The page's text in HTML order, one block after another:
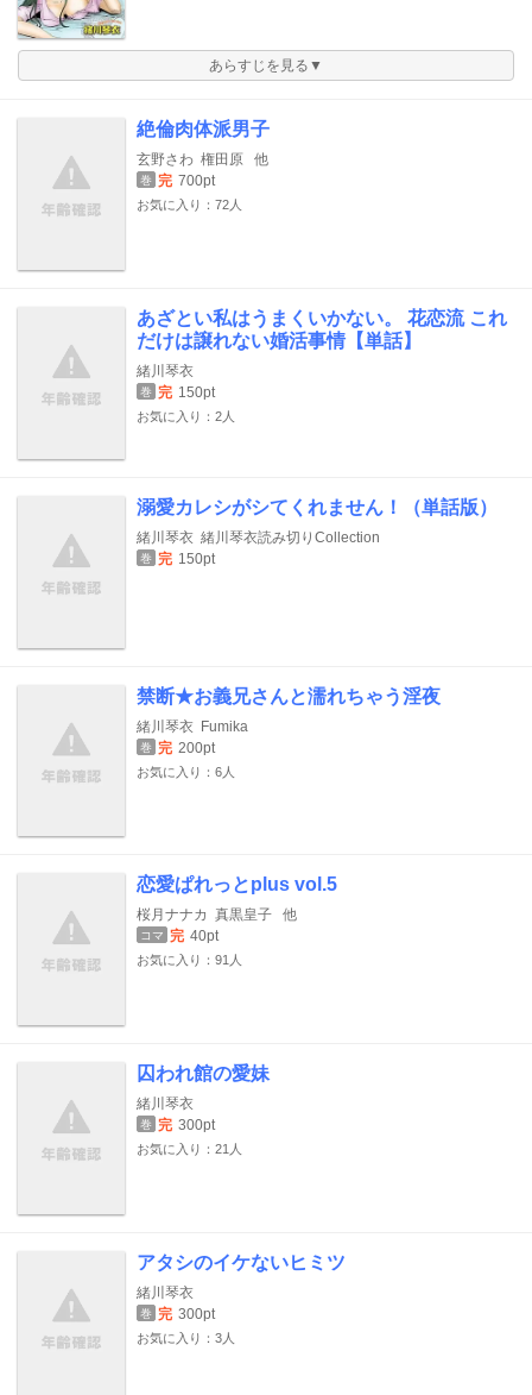
あらすじを見る▼
絶倫肉体派男子
玄野さわ 権田原 他
巻 完 700pt
お気に入り：72人
あざとい私はうまくいかない。 花恋流 これ
だけは譲れない婚活事情【単話】
緒川琴衣
巻 完 150pt
お気に入り：2人
溺愛カレシがシてくれません！（単話版）
緒川琴衣 緒川琴衣読み切りCollection
巻 完 150pt
禁断★お義兄さんと濡れちゃう淫夜
緒川琴衣 Fumika
巻 完 200pt
お気に入り：6人
恋愛ぱれっとplus vol.5
桜月ナナカ 真黒皇子 他
コマ 完 40pt
お気に入り：91人
囚われ館の愛妹
緒川琴衣
巻 完 300pt
お気に入り：21人
アタシのイケないヒミツ
緒川琴衣
巻 完 300pt
お気に入り：3人